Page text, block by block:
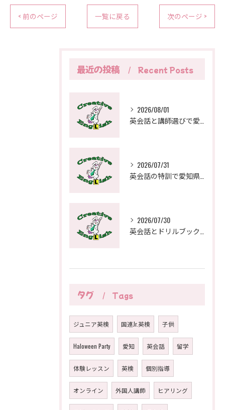
< 前のページ 一覧に戻る 次のページ >
最近の投稿 Recent Posts
2026/08/01
2026/07/31
2026/07/30
タグ Tags
ジュニア英検 国連Jr.英検 子供
Haloween Party 愛知 英会話 留学
体験レッスン 英検 個別指導
オンライン 外国人講師 ヒアリング